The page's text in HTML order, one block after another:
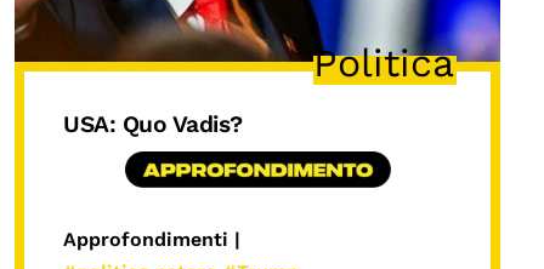
Politica
USA: Quo Vadis?
Approfondimenti |